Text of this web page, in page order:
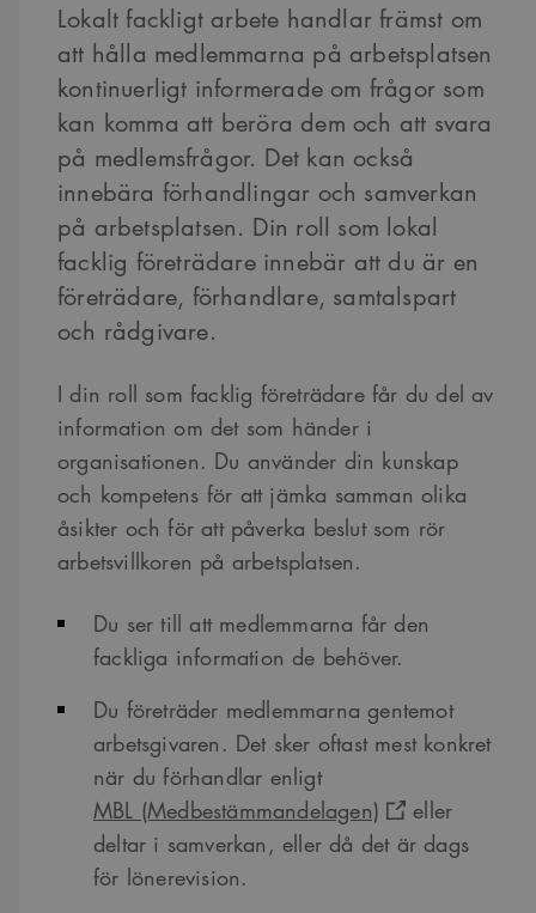
Lokalt fackligt arbete handlar främst om
att hålla medlemmarna på arbetsplatsen
kontinuerligt informerade om frågor som
kan komma att beröra dem och att svara
på medlemsfrågor. Det kan också
innebära förhandlingar och samverkan
på arbetsplatsen. Din roll som lokal
facklig företrädare innebär att du är en
företrädare, förhandlare, samtalspart
och rådgivare.
I din roll som facklig företrädare får du del av
information om det som händer i
organisationen. Du använder din kunskap
och kompetens för att jämka samman olika
åsikter och för att påverka beslut som rör
arbetsvillkoren på arbetsplatsen.
Du ser till att medlemmarna får den
fackliga information de behöver.
Du företräder medlemmarna gentemot
arbetsgivaren. Det sker oftast mest konkret
när du förhandlar enligt
MBL (Medbestämmandelagen)
eller
deltar i samverkan, eller då det är dags
för lönerevision.